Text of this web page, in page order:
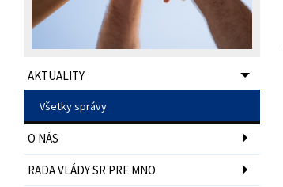
AKTUALITY
Všetky správy
O NÁS
RADA VLÁDY SR PRE MNO